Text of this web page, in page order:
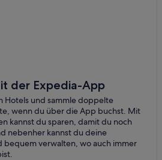
in Soltau
Soltau
der Expedia-App
Hotels und sammle doppelte
wenn du über die App buchst. Mit
kannst du sparen, damit du noch
nebenher kannst du deine
bequem verwalten, wo auch immer